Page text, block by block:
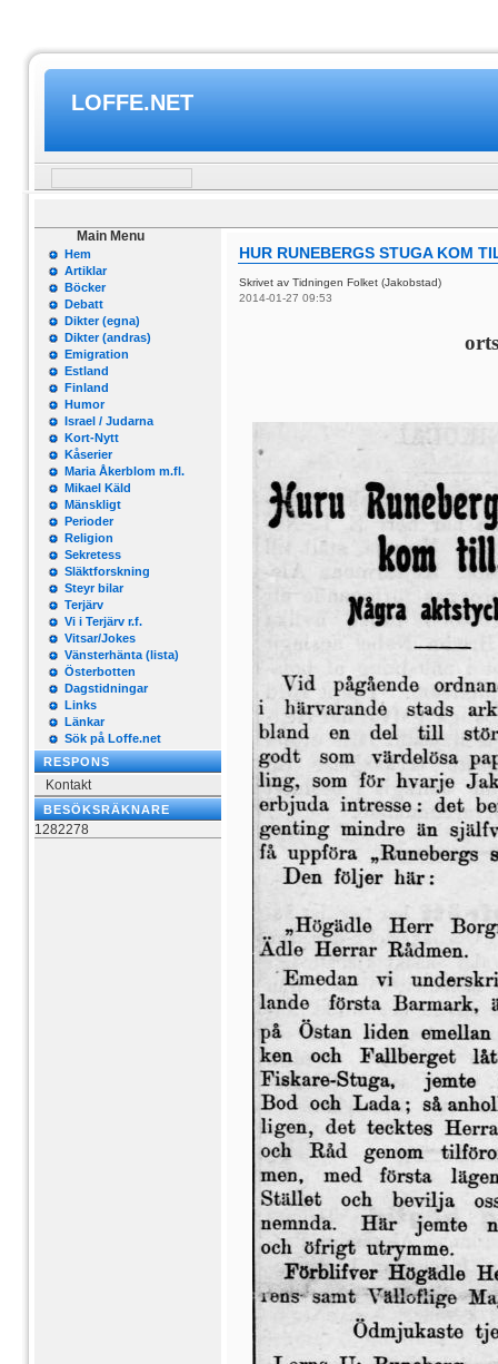
LOFFE.NET
Main Menu
Hem
Artiklar
Böcker
Debatt
Dikter (egna)
Dikter (andras)
Emigration
Estland
Finland
Humor
Israel / Judarna
Kort-Nytt
Kåserier
Maria Åkerblom m.fl.
Mikael Käld
Mänskligt
Perioder
Religion
Sekretess
Släktforskning
Steyr bilar
Terjärv
Vi i Terjärv r.f.
Vitsar/Jokes
Vänsterhänta (lista)
Österbotten
Dagstidningar
Links
Länkar
Sök på Loffe.net
RESPONS
Kontakt
BESÖKSRÄKNARE
1282278
HUR RUNEBERGS STUGA KOM
Skrivet av Tidningen Folket (Jakobstad)
2014-01-27 09:53